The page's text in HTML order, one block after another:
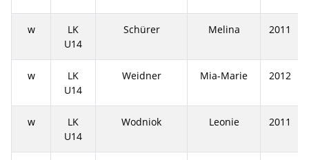
w
LK
U14
Schürer Melina 2011
w
LK
U14
Weidner Mia-Marie 2012
w
LK
U14
Wodniok Leonie 2011